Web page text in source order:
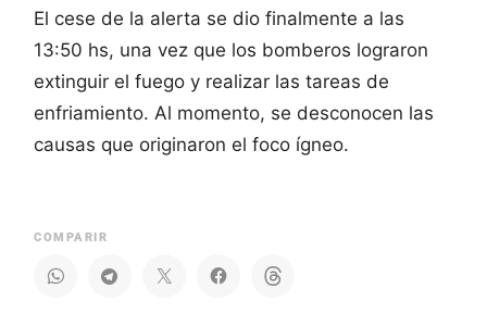
El cese de la alerta se dio finalmente a las
13:50 hs, una vez que los bomberos lograron
extinguir el fuego y realizar las tareas de
enfriamiento. Al momento, se desconocen las
causas que originaron el foco ígneo.
COMPARIR